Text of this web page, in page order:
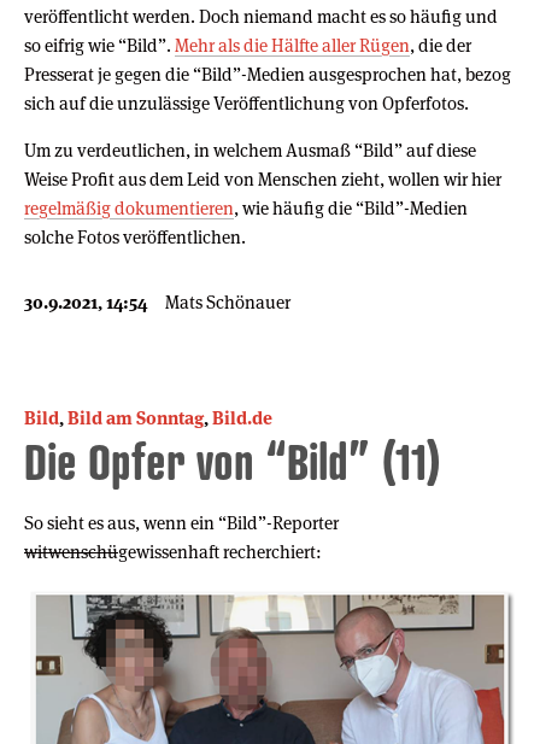
veröffentlicht werden. Doch niemand macht es so häufig und
so eifrig wie “Bild”. Mehr als die Hälfte aller Rügen, die der
Presserat je gegen die “Bild”-Medien ausgesprochen hat, bezog
sich auf die unzulässige Veröffentlichung von Opferfotos.
Um zu verdeutlichen, in welchem Ausmaß “Bild” auf diese
Weise Profit aus dem Leid von Menschen zieht, wollen wir hier
regelmäßig dokumentieren, wie häufig die “Bild”-Medien
solche Fotos veröffentlichen.
30.9.2021, 14:54 Mats Schönauer
Bild,Bild am Sonntag,Bild.de
Die Opfer von “Bild” (11)
So sieht es aus, wenn ein “Bild”-Reporter
witwenschügewissenhaft recherchiert: